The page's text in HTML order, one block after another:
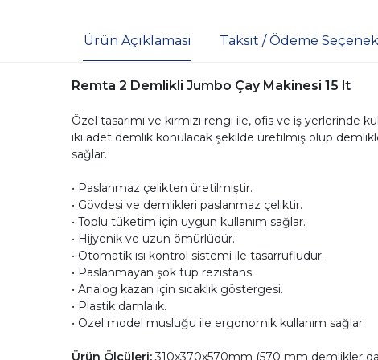
Ürün Açıklaması Taksit / Ödeme
Remta 2 Demlikli Jumbo Çay Makinesi 15 lt
Özel tasarımı ve kırmızı rengi ile, ofis ve iş
iki adet demlik konulacak şekilde üretilmiş olup
sağlar.
• Paslanmaz çelikten üretilmiştir.
• Gövdesi ve demlikleri paslanmaz çeliktir.
• Toplu tüketim için uygun kullanım sağlar.
• Hijyenik ve uzun ömürlüdür.
• Otomatik ısı kontrol sistemi ile tasarrufludur.
• Paslanmayan şok tüp rezistans.
• Analog kazan için sıcaklık göstergesi.
• Plastik damlalık.
• Özel model musluğu ile ergonomik kullanım sağlar.
Ürün Ölçüleri:310x370x570mm (570 mm demlikler